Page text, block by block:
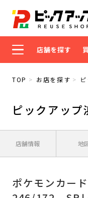
店舗を探す
TOP お店を探す
ピックアップ
店舗情報 地
ポケモンカー